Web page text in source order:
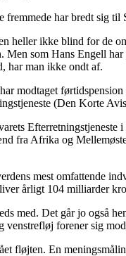
fremmede har bredt sig
heller ikke blind for de
Men som Hans Engell
har man ikke ondt af.
modtaget
(Den Korte
fra Afrika og
mest omfattende
årligt 104 milliarder
med. Det går jo også
venstrefløj forener sig
fløjten. En